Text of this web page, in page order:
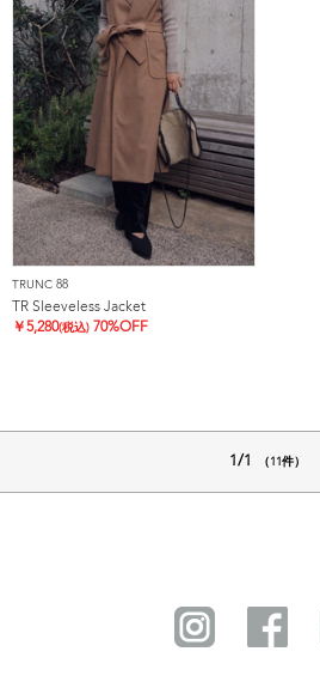
TRUNC 88
TR Sleeveless Jacket
￥5,280(税込) 70%OFF
1/1 （11件）